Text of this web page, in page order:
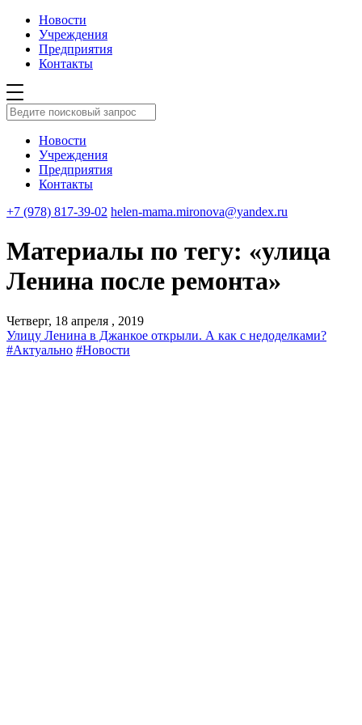
Новости
Учреждения
Предприятия
Контакты
Новости
Учреждения
Предприятия
Контакты
+7 (978) 817-39-02 helen-mama.mironova@yandex.ru
Материалы по тегу: «улица
Ленина после ремонта»
Четверг, 18 апреля , 2019
Улицу Ленина в Джанкое открыли. А как с недоделками?
#Актуально #Новости